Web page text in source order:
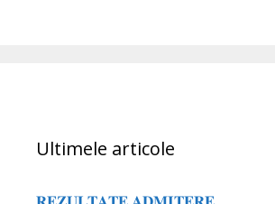
Ultimele articole